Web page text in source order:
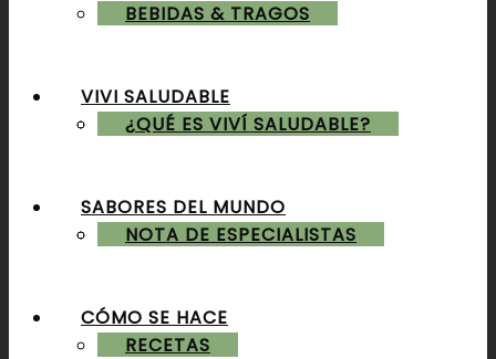
BEBIDAS & TRAGOS
ALMUERZOS & CENAS
POSTRES & TORTAS
VIVI SALUDABLE
¿QUÉ ES VIVÍ SALUDABLE?
NOTA DE ESPECIALISTAS
RECETAS
SABORES DEL MUNDO
CÓMO SE HACE